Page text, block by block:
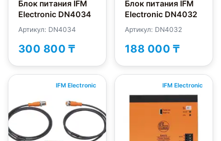
Блок питания IFM
Electronic DN4034
Артикул: DN4034
300 800 ₸
Блок питания IFM
Electronic DN4032
Артикул: DN4032
188 000 ₸
IFM Electronic IFM Electronic